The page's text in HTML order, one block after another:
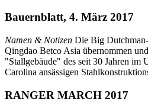
Bauernblatt, 4. März 2017
Namen & Notizen Die Big
Qingdao Betco Asia übernommen
"Stallgebäude" des seit 30 Jahren im
Carolina ansässigen
RANGER MARCH 2017